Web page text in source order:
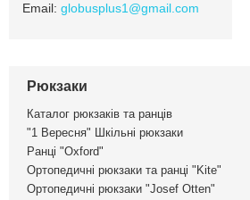
globusplus1@gmail.com
Рюкзаки
Каталог рюкзаків та ранців
"1 Вересня" Шкільні рюкзаки
Ранці "Oxford"
Ортопедичні рюкзаки та ранці "Kite"
Ортопедичні рюкзаки "Josef Otten"